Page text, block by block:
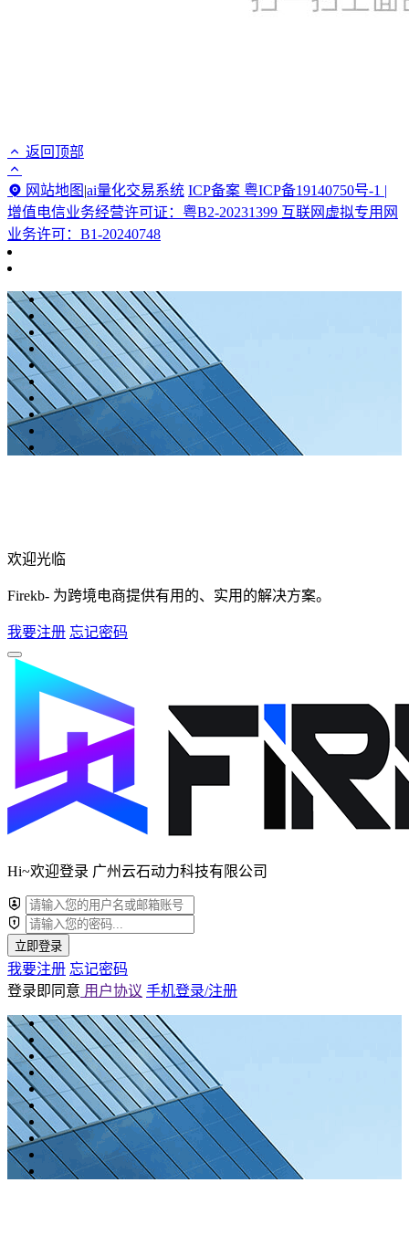
返回顶部
网站地图 |ai量化交易系统 ICP备案 粤ICP备19140750号-1 |
增值电信业务经营许可证：粤B2-20231399 互联网虚拟专用网
业务许可：B1-20240748
欢迎光临
Firekb- 为跨境电商提供有用的、实用的解决方案。
我要注册 忘记密码
Hi~欢迎登录 广州云石动力科技有限公司
立即登录
我要注册 忘记密码
登录即同意 用户协议 手机登录/注册